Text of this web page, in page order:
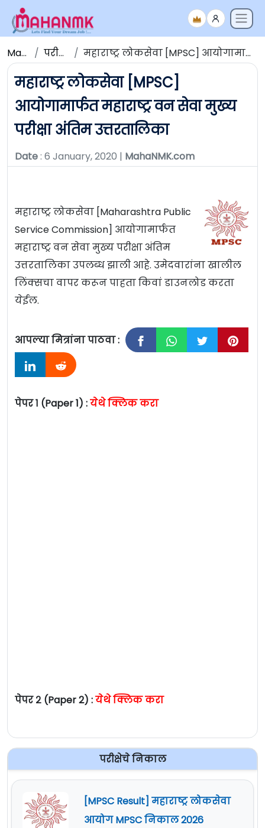
Maha NMK परीक्षेचे निकाल महाराष्ट्र लोकसेवा [MPSC] आयोगामार्फत महाराष्ट्र वन सेवा मुख्य परीक्षा अंतिम उत्तरतालिका
महाराष्ट्र लोकसेवा [MPSC]
आयोगामार्फत महाराष्ट्र वन सेवा मुख्य
परीक्षा अंतिम उत्तरतालिका
Date: 6 January, 2020 | MahaNMK.com
महाराष्ट्र लोकसेवा [Maharashtra Public
Service Commission] आयोगामार्फत
महाराष्ट्र वन सेवा मुख्य परीक्षा अंतिम
उत्तरतालिका उपलब्ध झाली आहे. उमेदवारांना खालील
लिंक्सचा वापर करून पाहता किवां डाउनलोड करता
येईल.
आपल्या मित्रांना पाठवा :
पेपर १ (Paper 1) :येथे क्लिक करा
पेपर २ (Paper 2) :येथे क्लिक करा
परीक्षेचे निकाल
[MPSC Result] महाराष्ट्र लोकसेवा
आयोग MPSC निकाल 2026